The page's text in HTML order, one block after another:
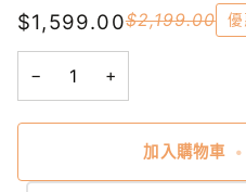
$1,599.00$2,199.00 優
− +
加入購物車 •